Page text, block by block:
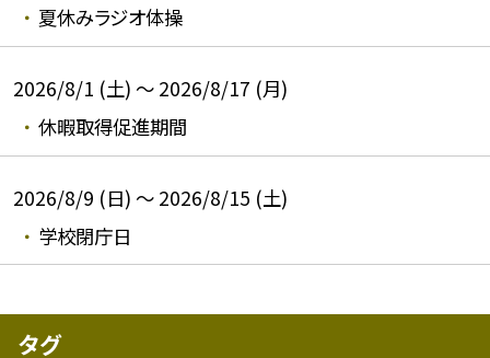
夏休みラジオ体操
2026/8/1 (土) ～ 2026/8/17 (月)
休暇取得促進期間
2026/8/9 (日) ～ 2026/8/15 (土)
学校閉庁日
タグ